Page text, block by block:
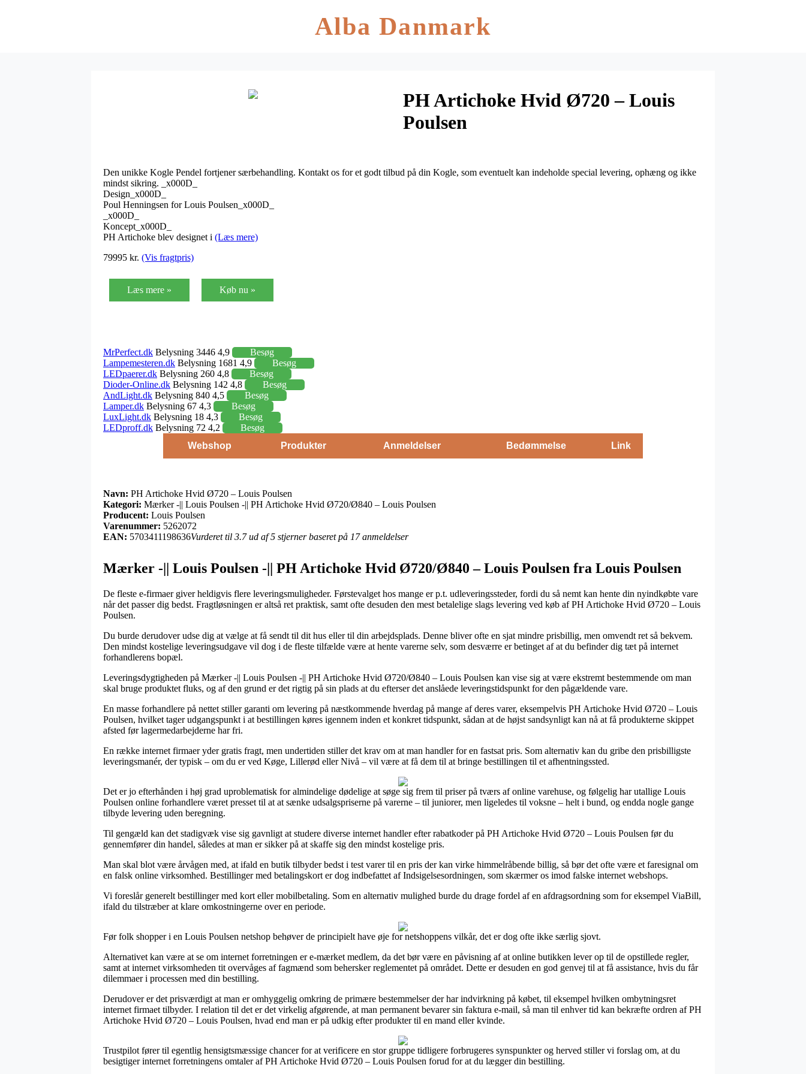
Alba Danmark
PH Artichoke Hvid Ø720 – Louis
Poulsen
Den unikke Kogle Pendel fortjener særbehandling. Kontakt os for et godt tilbud på din Kogle, som eventuelt kan indeholde special levering, ophæng og ikke
mindst sikring. _x000D_
Design_x000D_
Poul Henningsen for Louis Poulsen_x000D_
_x000D_
Koncept_x000D_
PH Artichoke blev designet i (Læs mere)
79995 kr. (Vis fragtpris)
Læs mere » Køb nu »
MrPerfect.dk Belysning 3446 4,9
Besøg
Lampemesteren.dk Belysning 1681 4,9
Besøg
LEDpaerer.dk Belysning 260 4,8
Besøg
Dioder-Online.dk Belysning 142 4,8
Besøg
AndLight.dk Belysning 840 4,5
Besøg
Lamper.dk Belysning 67 4,3
Besøg
LuxLight.dk Belysning 18 4,3
Besøg
LEDproff.dk Belysning 72 4,2
Besøg
Webshop
Produkter Anmeldelser Bedømmelse Link
Navn: PH Artichoke Hvid Ø720 – Louis Poulsen
Kategori: Mærker -|| Louis Poulsen -|| PH Artichoke Hvid Ø720/Ø840 – Louis Poulsen
Producent: Louis Poulsen
Varenummer: 5262072
EAN: 5703411198636Vurderet til 3.7 ud af 5 stjerner baseret på 17 anmeldelser
Mærker -|| Louis Poulsen -|| PH Artichoke Hvid Ø720/Ø840 – Louis Poulsen fra Louis Poulsen
De fleste e-firmaer giver heldigvis flere leveringsmuligheder. Førstevalget hos mange er p.t. udleveringssteder, fordi du så nemt kan hente din nyindkøbte vare
når det passer dig bedst. Fragtløsningen er altså ret praktisk, samt ofte desuden den mest betalelige slags levering ved køb af PH Artichoke Hvid Ø720 – Louis
Poulsen.
Du burde derudover udse dig at vælge at få sendt til dit hus eller til din arbejdsplads. Denne bliver ofte en sjat mindre prisbillig, men omvendt ret så bekvem.
Den mindst kostelige leveringsudgave vil dog i de fleste tilfælde være at hente varerne selv, som desværre er betinget af at du befinder dig tæt på internet
forhandlerens bopæl.
Leveringsdygtigheden på Mærker -|| Louis Poulsen -|| PH Artichoke Hvid Ø720/Ø840 – Louis Poulsen kan vise sig at være ekstremt bestemmende om man
skal bruge produktet fluks, og af den grund er det rigtig på sin plads at du efterser det anslåede leveringstidspunkt for den pågældende vare.
En masse forhandlere på nettet stiller garanti om levering på næstkommende hverdag på mange af deres varer, eksempelvis PH Artichoke Hvid Ø720 – Louis
Poulsen, hvilket tager udgangspunkt i at bestillingen køres igennem inden et konkret tidspunkt, sådan at de højst sandsynligt kan nå at få produkterne skippet
afsted før lagermedarbejderne har fri.
En række internet firmaer yder gratis fragt, men undertiden stiller det krav om at man handler for en fastsat pris. Som alternativ kan du gribe den prisbilligste
leveringsmanér, der typisk – om du er ved Køge, Lillerød eller Nivå – vil være at få dem til at bringe bestillingen til et afhentningssted.
Det er jo efterhånden i høj grad uproblematisk for almindelige dødelige at søge sig frem til priser på tværs af online varehuse, og følgelig har utallige Louis
Poulsen online forhandlere været presset til at at sænke udsalgspriserne på varerne – til juniorer, men ligeledes til voksne – helt i bund, og endda nogle gange
tilbyde levering uden beregning.
Til gengæld kan det stadigvæk vise sig gavnligt at studere diverse internet handler efter rabatkoder på PH Artichoke Hvid Ø720 – Louis Poulsen før du
gennemfører din handel, således at man er sikker på at skaffe sig den mindst kostelige pris.
Man skal blot være årvågen med, at ifald en butik tilbyder bedst i test varer til en pris der kan virke himmelråbende billig, så bør det ofte være et faresignal om
en falsk online virksomhed. Bestillinger med betalingskort er dog indbefattet af Indsigelsesordningen, som skærmer os imod falske internet webshops.
Vi foreslår generelt bestillinger med kort eller mobilbetaling. Som en alternativ mulighed burde du drage fordel af en afdragsordning som for eksempel ViaBill,
ifald du tilstræber at klare omkostningerne over en periode.
Før folk shopper i en Louis Poulsen netshop behøver de principielt have øje for netshoppens vilkår, det er dog ofte ikke særlig sjovt.
Alternativet kan være at se om internet forretningen er e-mærket medlem, da det bør være en påvisning af at online butikken lever op til de opstillede regler,
samt at internet virksomheden tit overvåges af fagmænd som behersker reglementet på området. Dette er desuden en god genvej til at få assistance, hvis du får
dilemmaer i processen med din bestilling.
Derudover er det prisværdigt at man er omhyggelig omkring de primære bestemmelser der har indvirkning på købet, til eksempel hvilken ombytningsret
internet firmaet tilbyder. I relation til det er det virkelig afgørende, at man permanent bevarer sin faktura e-mail, så man til enhver tid kan bekræfte ordren af PH
Artichoke Hvid Ø720 – Louis Poulsen, hvad end man er på udkig efter produkter til en mand eller kvinde.
Trustpilot fører til egentlig hensigtsmæssige chancer for at verificere en stor gruppe tidligere forbrugeres synspunkter og herved stiller vi forslag om, at du
besigtiger internet forretningens omtaler af PH Artichoke Hvid Ø720 – Louis Poulsen forud for at du lægger din bestilling.